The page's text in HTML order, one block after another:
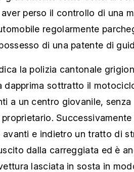
perso il controllo di una
regolarmente
di una patente di
la polizia cantonale
dapprima sottratto il
a un centro giovanile, senza
avanti e indietro un tratto di
dalla carreggiata ed è
lasciata in sosta in